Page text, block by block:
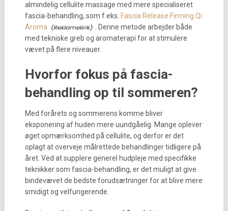
almindelig cellulite massage med mere specialiseret
fascia-behandling, som f.eks. Fascia Release Firming Qi
Aroma
. Denne metode arbejder både
med tekniske greb og aromaterapi for at stimulere
vævet på flere niveauer.
Hvorfor fokus på fascia-
behandling op til sommeren?
Med forårets og sommerens komme bliver
eksponering af huden mere uundgåelig. Mange oplever
øget opmærksomhed på cellulite, og derfor er det
oplagt at overveje målrettede behandlinger tidligere på
året. Ved at supplere generel hudpleje med specifikke
teknikker som fascia-behandling, er det muligt at give
bindevævet de bedste forudsætninger for at blive mere
smidigt og velfungerende.